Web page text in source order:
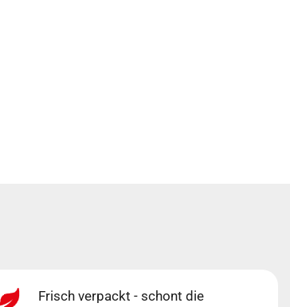
Frisch verpackt - schont die